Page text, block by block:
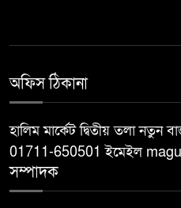
অফিস ঠিকানা
হালিম মার্কেট দ্বিতীয় তলা
01711-650501 ইমেইল
সম্পাদক